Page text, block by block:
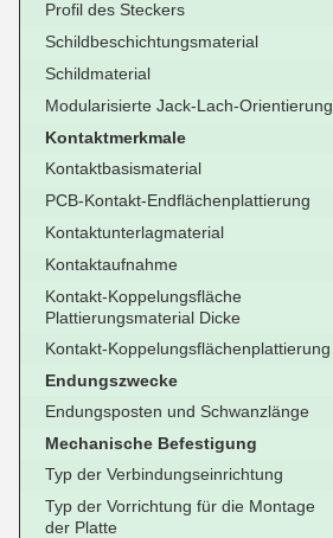
Profil des Steckers
Schildbeschichtungsmaterial
Schildmaterial
Modularisierte Jack-Lach-Orientierung
Kontaktmerkmale
Kontaktbasismaterial
PCB-Kontakt-Endflächenplattierung
Kontaktunterlagmaterial
Kontaktaufnahme
Kontakt-Koppelungsfläche
Plattierungsmaterial Dicke
Kontakt-Koppelungsflächenplattierung
Endungszwecke
Endungsposten und Schwanzlänge
Mechanische Befestigung
Typ der Verbindungseinrichtung
Typ der Vorrichtung für die Montage
der Platte